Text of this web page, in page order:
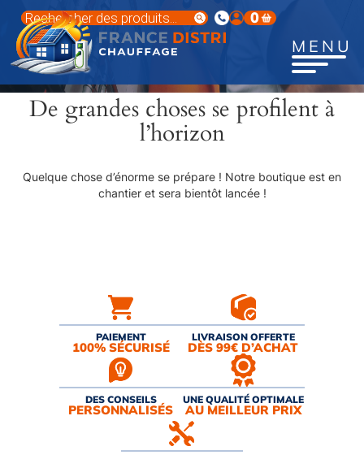
contenu
principal
Recherche
de
produits
0
MENU
De grandes choses se profilent à
l’horizon
Quelque chose d’énorme se prépare ! Notre boutique est en
chantier et sera bientôt lancée !
PAIEMENT
100% SÉCURISÉ
LIVRAISON OFFERTE
DÈS 99€ D’ACHAT
DES CONSEILS
PERSONNALISÉS
UNE QUALITÉ OPTIMALE
AU MEILLEUR PRIX